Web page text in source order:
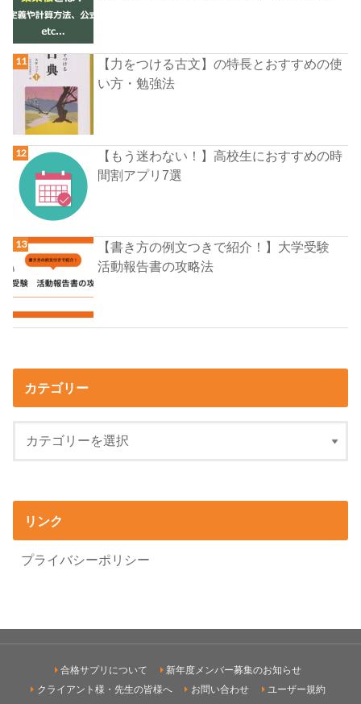
【力をつける古文】の特長とおすすめの使
い方・勉強法
【もう迷わない！】高校生におすすめの時
間割アプリ7選
【書き方の例文つきで紹介！】大学受験
活動報告書の攻略法
カテゴリー
リンク
プライバシーポリシー
合格サプリについて
新年度メンバー募集のお知らせ
クライアント様・先生の皆様へ
お問い合わせ ユーザー規約